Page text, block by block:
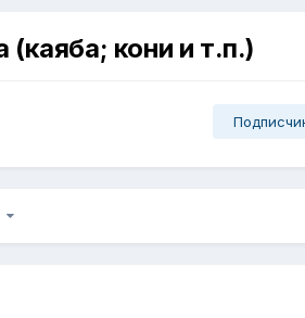
кони и т.п.)